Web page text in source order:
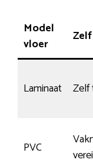
Model
vloer
Laminaat Zelf
PVC